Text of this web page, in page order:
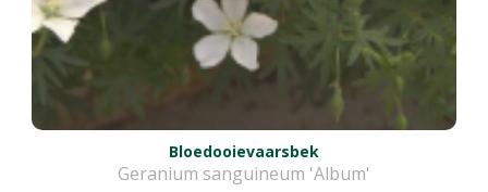
Bloedooievaarsbek
Geranium sanguineum 'Album'